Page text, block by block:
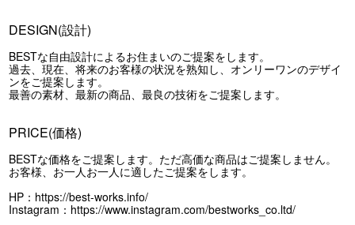
DESIGN(設計)
BESTな自由設計によるお住まいのご提案をします。
過去、現在、将来のお客様の状況を熟知し、オンリーワンのデザイ
ンをご提案します。
最善の素材、最新の商品、最良の技術をご提案します。
PRICE(価格)
BESTな価格をご提案します。ただ高価な商品はご提案しません。
お客様、お一人お一人に適したご提案をします。
HP： https://best-works.info/
Instagram： https://www.instagram.com/bestworks_co.ltd/